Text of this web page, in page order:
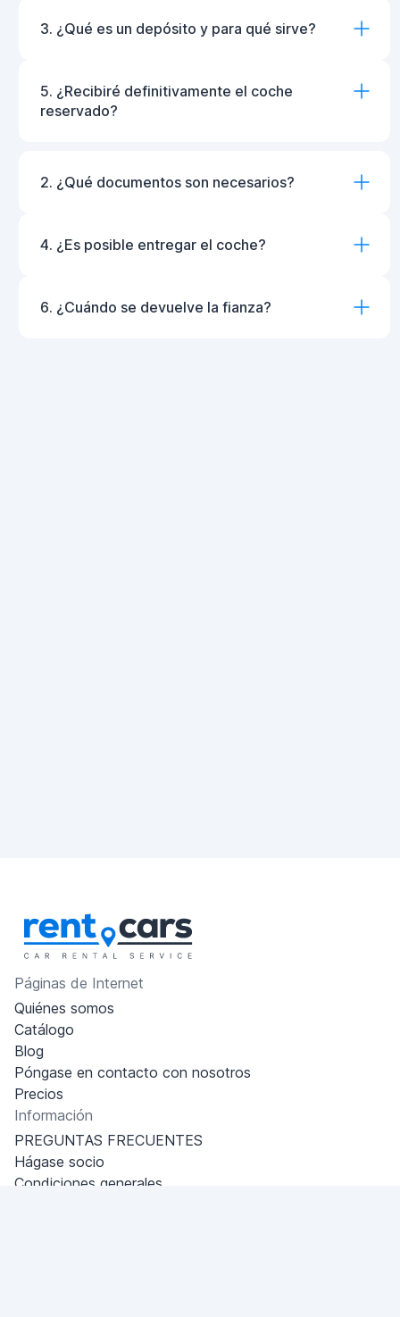
3. ¿Qué es un depósito y para qué sirve?
5. ¿Recibiré definitivamente el coche
reservado?
2. ¿Qué documentos son necesarios?
4. ¿Es posible entregar el coche?
6. ¿Cuándo se devuelve la fianza?
Páginas de Internet
Quiénes somos
Catálogo
Blog
Póngase en contacto con nosotros
Precios
Información
PREGUNTAS FRECUENTES
Hágase socio
Condiciones generales